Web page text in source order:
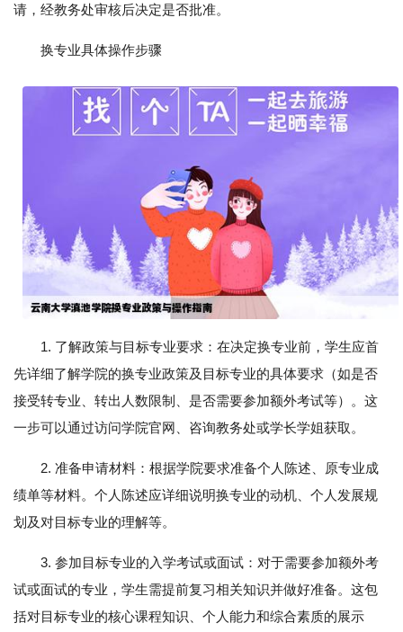
请，经教务处审核后决定是否批准。
换专业具体操作步骤
1. 了解政策与目标专业要求：在决定换专业前，学生应首
先详细了解学院的换专业政策及目标专业的具体要求（如是否
接受转专业、转出人数限制、是否需要参加额外考试等）。这
一步可以通过访问学院官网、咨询教务处或学长学姐获取。
2. 准备申请材料：根据学院要求准备个人陈述、原专业成
绩单等材料。个人陈述应详细说明换专业的动机、个人发展规
划及对目标专业的理解等。
3. 参加目标专业的入学考试或面试：对于需要参加额外考
试或面试的专业，学生需提前复习相关知识并做好准备。这包
括对目标专业的核心课程知识、个人能力和综合素质的展示